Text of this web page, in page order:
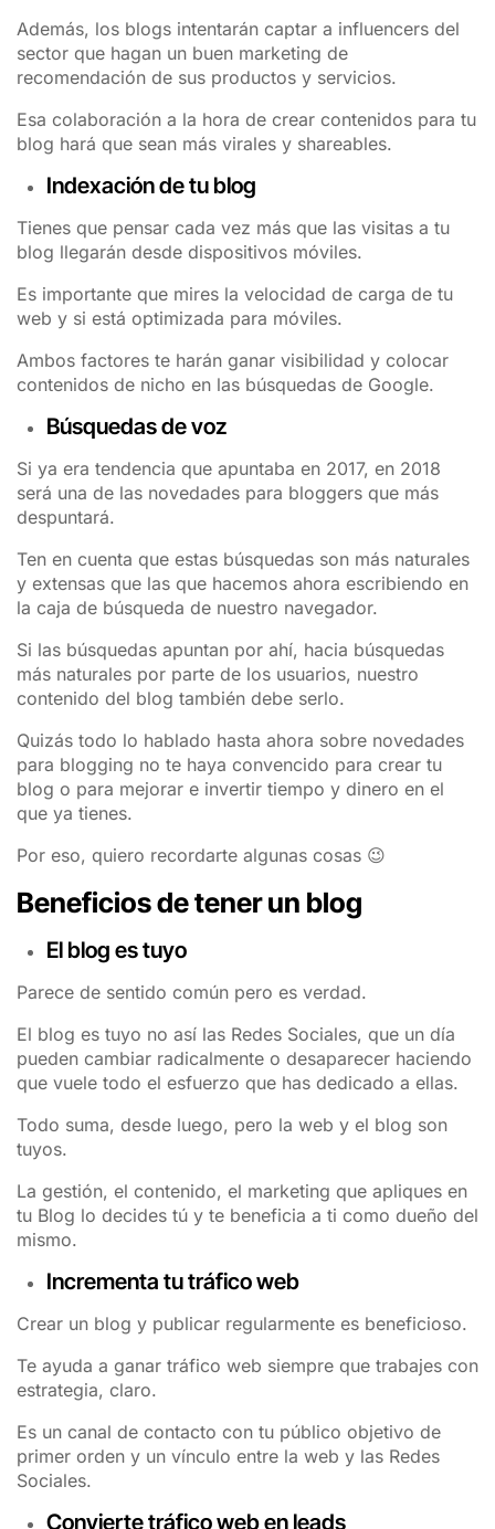
Además, los blogs intentarán captar a influencers del
sector que hagan un buen marketing de
recomendación de sus productos y servicios.
Esa colaboración a la hora de crear contenidos para tu
blog hará que sean más virales y shareables.
Indexación de tu blog
Tienes que pensar cada vez más que las visitas a tu
blog llegarán desde dispositivos móviles.
Es importante que mires la velocidad de carga de tu
web y si está optimizada para móviles.
Ambos factores te harán ganar visibilidad y colocar
contenidos de nicho en las búsquedas de Google.
Búsquedas de voz
Si ya era tendencia que apuntaba en 2017, en 2018
será una de las novedades para bloggers que más
despuntará.
Ten en cuenta que estas búsquedas son más naturales
y extensas que las que hacemos ahora escribiendo en
la caja de búsqueda de nuestro navegador.
Si las búsquedas apuntan por ahí, hacia búsquedas
más naturales por parte de los usuarios, nuestro
contenido del blog también debe serlo.
Quizás todo lo hablado hasta ahora sobre novedades
para blogging no te haya convencido para crear tu
blog o para mejorar e invertir tiempo y dinero en el
que ya tienes.
Por eso, quiero recordarte algunas cosas 😉
Beneficios de tener un blog
El blog es tuyo
Parece de sentido común pero es verdad.
El blog es tuyo no así las Redes Sociales, que un día
pueden cambiar radicalmente o desaparecer haciendo
que vuele todo el esfuerzo que has dedicado a ellas.
Todo suma, desde luego, pero la web y el blog son
tuyos.
La gestión, el contenido, el marketing que apliques en
tu Blog lo decides tú y te beneficia a ti como dueño del
mismo.
Incrementa tu tráfico web
Crear un blog y publicar regularmente es beneficioso.
Te ayuda a ganar tráfico web siempre que trabajes con
estrategia, claro.
Es un canal de contacto con tu público objetivo de
primer orden y un vínculo entre la web y las Redes
Sociales.
Convierte tráfico web en leads